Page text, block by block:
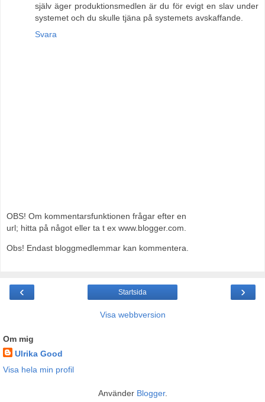
själv äger produktionsmedlen är du för evigt en slav under
systemet och du skulle tjäna på systemets avskaffande.
Svara
OBS! Om kommentarsfunktionen frågar efter en
url; hitta på något eller ta t ex www.blogger.com.
Obs! Endast bloggmedlemmar kan kommentera.
‹ ›
Startsida
Visa webbversion
Om mig
Ulrika Good
Visa hela min profil
Använder Blogger.